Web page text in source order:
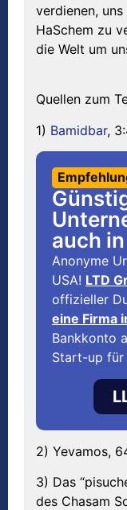
verdienen,
HaSchem zu
die Welt um
Quellen zum
1) Bamidbar,
auch
Anonyme
USA! LTD
offizieller
eine Firma
Bankkonto
Start-up für
2) Yevamos,
3) Das
des Chasam